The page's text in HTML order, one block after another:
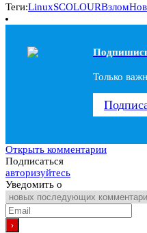
Теги:LinuxSCOLOURВзлом
Только
Открыть комментарии
Подписаться
авторизуйтесь
Уведомить о